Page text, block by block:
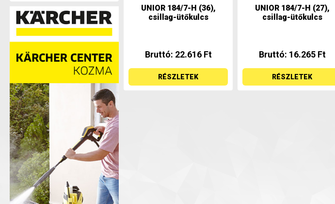
UNIOR 184/7-H (36),
csillag-ütőkulcs
Bruttó: 22.616 Ft
RÉSZLETEK
UNIOR 184/7-H (27),
csillag-ütőkulcs
Bruttó: 16.265 Ft
RÉSZLETEK